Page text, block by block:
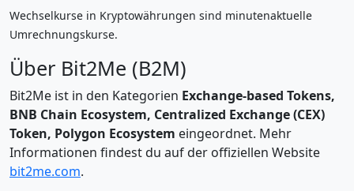
Wechselkurse in Kryptowährungen sind minutenaktuelle
Umrechnungskurse.
Über Bit2Me (B2M)
Bit2Me ist in den Kategorien Exchange-based Tokens,
BNB Chain Ecosystem, Centralized Exchange (CEX)
Token, Polygon Ecosystem eingeordnet. Mehr
Informationen findest du auf der offiziellen Website
bit2me.com.